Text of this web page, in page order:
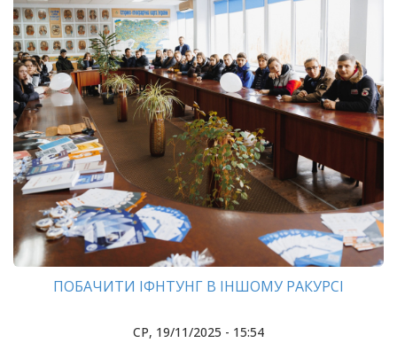
ПОБАЧИТИ ІФНТУНГ В ІНШОМУ РАКУРСІ
СР, 19/11/2025 - 15:54